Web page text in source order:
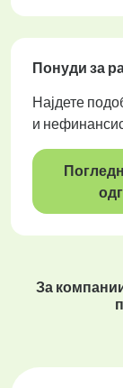
Понуди за
Најдете
и
За